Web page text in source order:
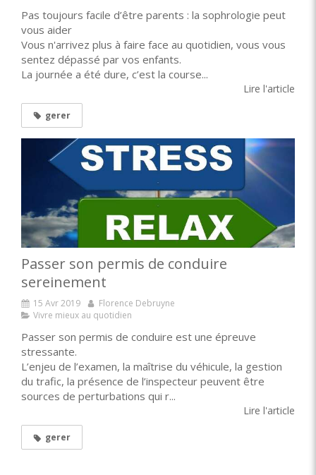
Pas toujours facile d’être parents : la sophrologie peut
vous aider
Vous n'arrivez plus à faire face au quotidien, vous vous
sentez dépassé par vos enfants.
La journée a été dure, c’est la course...
Lire l'article
gerer
Passer son permis de conduire
sereinement
15 Avr 2019
Florence Debruyne
Vivre mieux au quotidien
Passer son permis de conduire est une épreuve
stressante.
L’enjeu de l’examen, la maîtrise du véhicule, la gestion
du trafic, la présence de l’inspecteur peuvent être
sources de perturbations qui r...
Lire l'article
gerer